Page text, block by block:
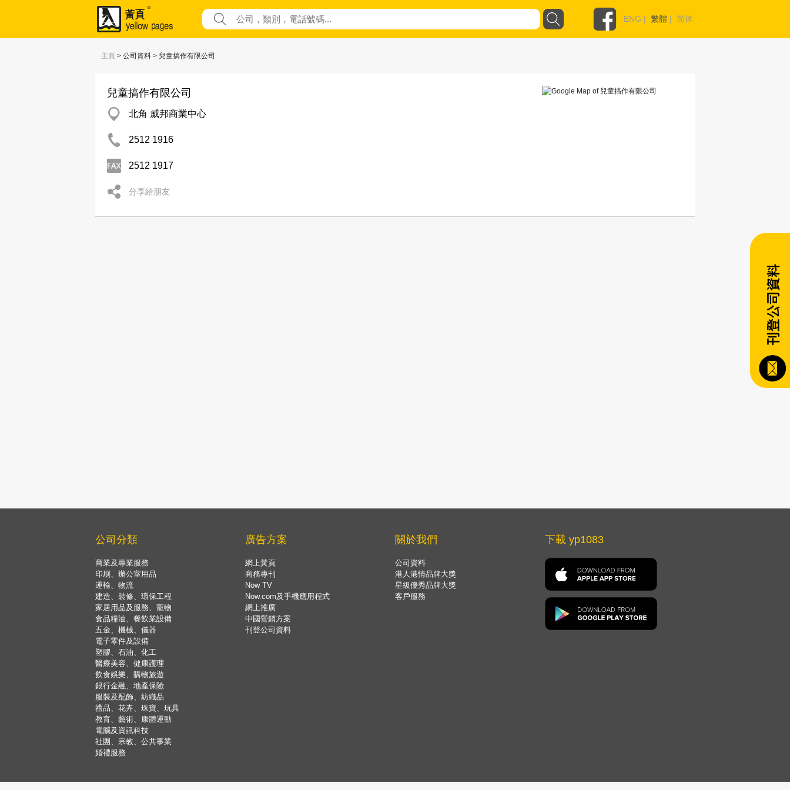
ENG | 繁體 | 简体
主頁 > 公司資料 > 兒童搞作有限公司
兒童搞作有限公司
北角 威邦商業中心
2512 1916
2512 1917
分享給朋友
公司分類
商業及專業服務
印刷、辦公室用品
運輸、物流
建造、裝修、環保工程
家居用品及服務、寵物
食品糧油、餐飲業設備
五金、機械、儀器
電子零件及設備
塑膠、石油、化工
醫療美容、健康護理
飲食娛樂、購物旅遊
銀行金融、地產保險
服裝及配飾、紡織品
禮品、花卉、珠寶、玩具
教育、藝術、康體運動
電腦及資訊科技
社團、宗教、公共事業
婚禮服務
廣告方案
網上黃頁
商務專刊
Now TV
Now.com及手機應用程式
網上推廣
中國營銷方案
刊登公司資料
關於我們
公司資料
港人港情品牌大獎
星級優秀品牌大獎
客戶服務
下載 yp1083